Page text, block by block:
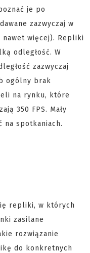
je po
zazwyczaj w
nawet więcej). Repliki
odległość. W
zazwyczaj
ogólny brak
na rynku, które
350 FPS. Mały
na spotkaniach.
repliki, w których
zasilane
rozwiązanie
do konkretnych